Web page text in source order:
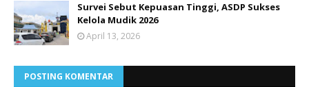
Survei Sebut Kepuasan Tinggi, ASDP Sukses
Kelola Mudik 2026
April 13, 2026
POSTING KOMENTAR